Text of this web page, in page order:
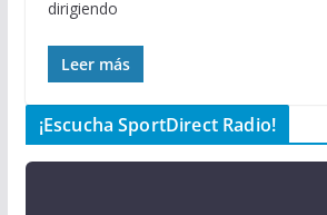
dirigiendo
Leer más
¡Escucha SportDirect Radio!